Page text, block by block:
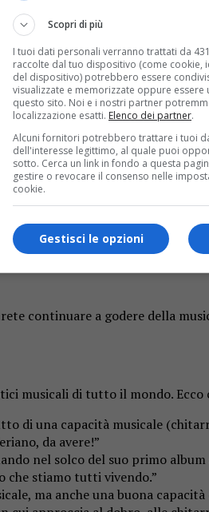
in un viaggio musicale
suonato in chiave acustica.
opportunità per gli amanti
selezione di opzioni che
oInstagram
continuare a godere della
musicali di tutto il mondo.
di una capacità musicale
da avere!”
nel solco del suo primo
che stiamo tutti vivendo.”
ma anche una buona
Scopri di più
I tuoi dati personali verranno trattati da
raccolte dal tuo dispositivo (come cookie,
del dispositivo) potrebbero essere
visualizzate e memorizzate oppure essere
questo sito. Noi e i nostri partner
localizzazione esatti. Elenco dei partner.
Alcuni fornitori potrebbero trattare i tuoi
dell'interesse legittimo, al quale puoi
sotto. Cerca un link in fondo a questa
gestire o revocare il consenso nelle
cookie.
Gestisci le opzioni